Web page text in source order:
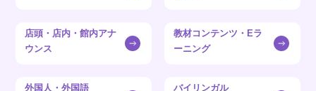
店頭・店内・館内アナ
ウンス
教材コンテンツ・Eラ
ーニング
外国人・外国語 バイリンガル